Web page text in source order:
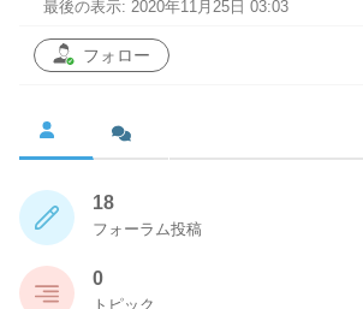
最後の表示: 2020年11月25日 03:03
フォロー
18
フォーラム投稿
0
トピック